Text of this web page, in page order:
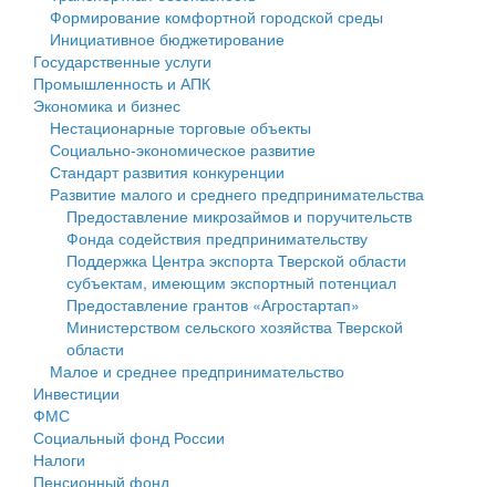
Государственные услуги
Промышленность и АПК
Экономика и бизнес
Символика
Устав
Гостям округа
Туризм
Культура
Образование
Здравоохранение
Социальная защита
Фотоальбом
муниципального округа Тверской области
Администрация Кашинского муниципального округа
Тверской области
Управление сельскими территориями
Открытые данные
Работа с обращениями граждан
Муниципальный контроль
Муниципальные услуги
Проекты административных регламентов
Антимонопольный комплаенс
Противодействие коррупции
Финансовое управление
Бюджет для граждан
Имущество
Выявление правообладателей ранее учтенных
объектов недвижимости
Имущественная поддержка субъектов малого и
среднего предпринимательства
Информационная поддержка субъектов малого и
среднего предпринимательства
Муниципальные программы
Контрольно-счетная палата
Формирование комфортной городской среды
Инициативное бюджетирование
Государственные услуги
Промышленность и АПК
Экономика и бизнес
Нестационарные торговые объекты
Социально-экономическое развитие
Стандарт развития конкуренции
Развитие малого и среднего предпринимательства
Предоставление микрозаймов и поручительств
Фонда содействия предпринимательству
Поддержка Центра экспорта Тверской области
субъектам, имеющим экспортный потенциал
Предоставление грантов «Агростартап»
Министерством сельского хозяйства Тверской
области
Малое и среднее предпринимательство
Инвестиции
ФМС
Социальный фонд России
Налоги
Пенсионный фонд